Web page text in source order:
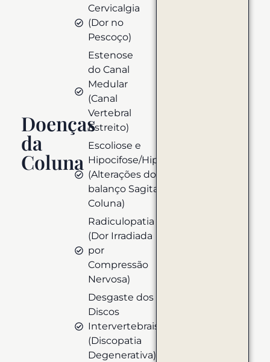
Doenças
da
Coluna
Cervicalgia
(Dor no
Pescoço)
Estenose
do Canal
Medular
(Canal
Vertebral
Estreito)
Escoliose e
Hipocifose/Hipercifose
(Alterações do
balanço Sagital na
Coluna)
Radiculopatia
(Dor Irradiada
por
Compressão
Nervosa)
Desgaste dos
Discos
Intervertebrais
(Discopatia
Degenerativa)